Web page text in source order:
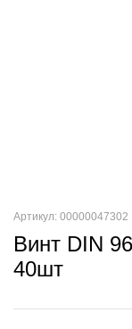
Артикул: 00000047302
Винт DIN
40шт